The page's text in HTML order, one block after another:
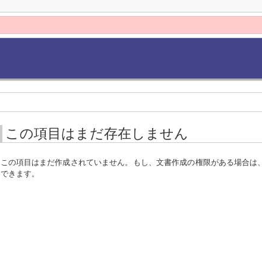
この項目はまだ存在しません
この項目はまだ作成されていません。もし、文書作成の権限がある場合は、
できます。